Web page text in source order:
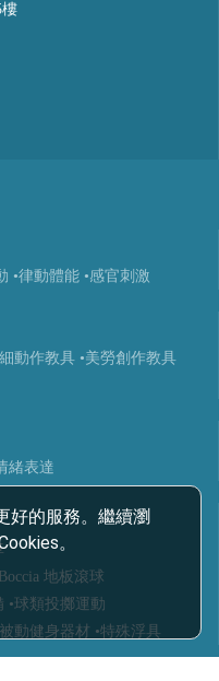
好的服務。繼續瀏
。
樓
•律動體能 •感官刺激
動作教具 •美勞創作教具
緒表達
地板滾球
•球類投擲運動
動健身器材 •特殊浮具